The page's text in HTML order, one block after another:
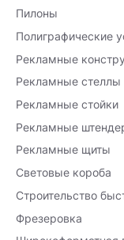
Пилоны
Полиграфические
Рекламные
Рекламные стеллы
Рекламные стойки
Рекламные
Рекламные щиты
Световые короба
Строительство
Фрезеровка